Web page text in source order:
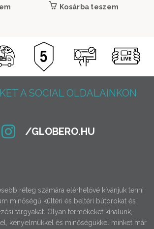
price was:
Kosárba teszem
A SOCIAL OLDALAINKON
réteg számára elérhetővé kívánjuk tenni
minőségű kültéri és beltéri bútorokat és
tárgyakat. Olyan termékeket kínálunk,
kényelmükkel és minőségükkel minket már